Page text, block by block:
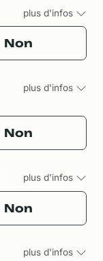
plus d'infos
Non
plus d'infos
Non
plus d'infos
Non
plus d'infos